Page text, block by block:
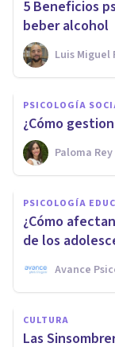
5 Beneficios
beber alcohol
Luis Miguel
PSICOLOGÍA
¿Cómo
Paloma Rey
PSICOLOGÍA
¿Cómo
de los
Avance
CULTURA
Las